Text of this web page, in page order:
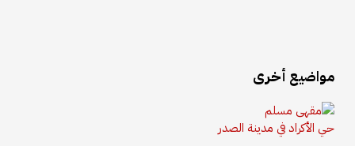
مواضيع أخرى
حي الأكراد في مدينة الصدر